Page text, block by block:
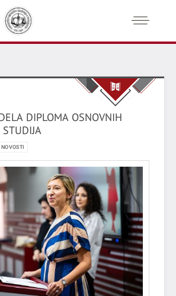
DIPLOMA OSNOVNIH
NOVOSTI